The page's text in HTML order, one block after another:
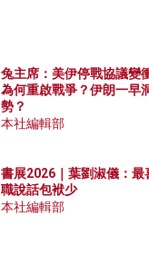
兔主席：美伊停戰協議變
為何重啟戰爭？伊朗一早
勢？
本社編輯部
書展2026｜葉劉淑儀：最
職說話包袱少
本社編輯部